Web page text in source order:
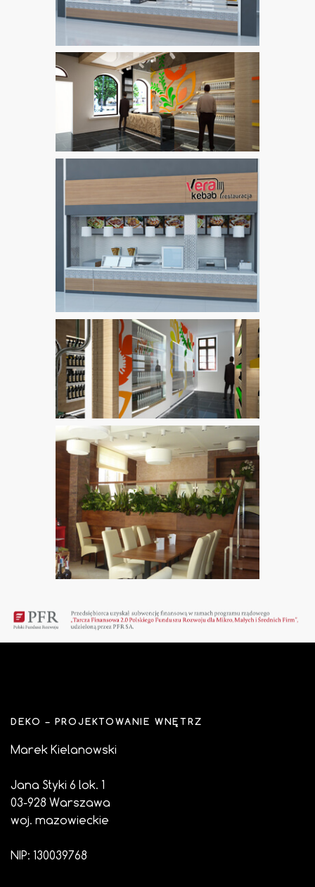
DEKO – PROJEKTOWANIE WNĘTRZ
Marek Kielanowski
Jana Styki 6 lok. 1
03-928 Warszawa
woj. mazowieckie
NIP: 130039768